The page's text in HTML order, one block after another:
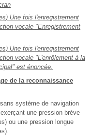
Une fois l'enregistrement
vocale "Enregistrement
Une fois l'enregistrement
vocale "L'enrôlement à la
est énoncée.
de la reconnaissance
système de navigation
une pression brève
ou une pression longue